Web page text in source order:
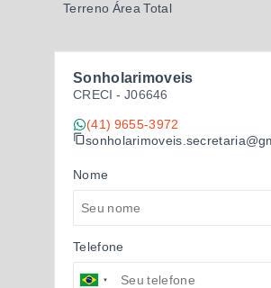
Terreno Área Total
Sonholarimoveis
CRECI - J06646
(41) 9655-3972
Nome
Telefone